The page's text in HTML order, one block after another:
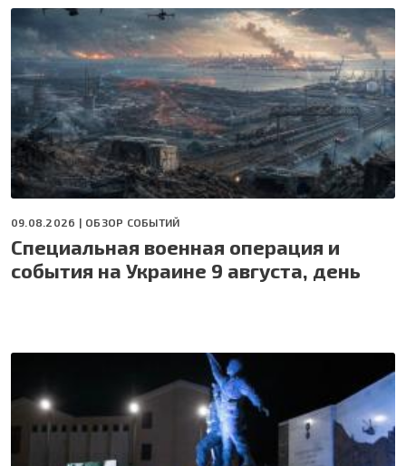
09.08.2026 | ОБЗОР СОБЫТИЙ
Специальная военная операция и
события на Украине 9 августа, день